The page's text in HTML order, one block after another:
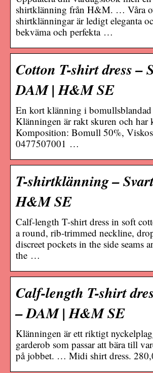
shirtklänning från H&M. … Våra
shirtklänningar är ledigt eleganta
bekväma och perfekta …
Cotton T-shirt dress –
DAM | H&M SE
En kort klänning i
Klänningen är rakt skuren och har
Komposition: Bomull 50%,
0477507001 …
T-shirtklänning –
H&M SE
Calf-length T-shirt dress in soft
a round, rib-trimmed neckline,
discreet pockets in the side seams
the …
Calf-length T-shirt
– DAM | H&M SE
Klänningen är ett riktigt
garderob som passar att bära till
på jobbet. … Midi shirt dress.